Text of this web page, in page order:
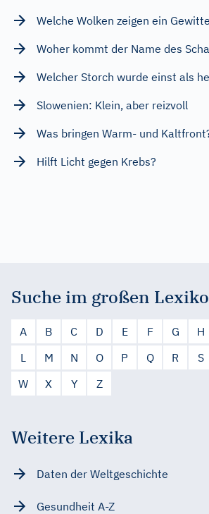
Welche Wolken zeigen ein
Woher kommt der Name des
Welcher Storch wurde einst als
Slowenien: Klein, aber reizvoll
Was bringen Warm- und
Hilft Licht gegen Krebs?
Suche im großen
A B C D E F G H
L
M N O P Q R S
W
X Y Z
Weitere Lexika
Daten der Weltgeschichte
Gesundheit A-Z